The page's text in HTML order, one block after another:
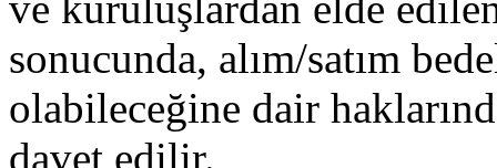
sonucunda, alım/satım
olabileceğine dair
davet edilir.